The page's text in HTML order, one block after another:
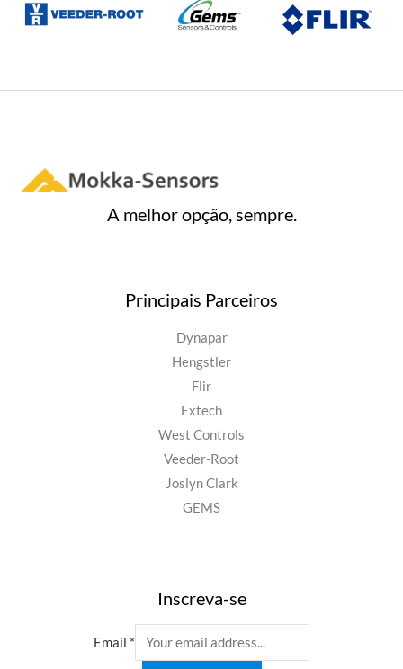
A melhor opção, sempre.
Principais Parceiros
Dynapar
Hengstler
Flir
Extech
West Controls
Veeder-Root
Joslyn Clark
GEMS
Inscreva-se
Email *